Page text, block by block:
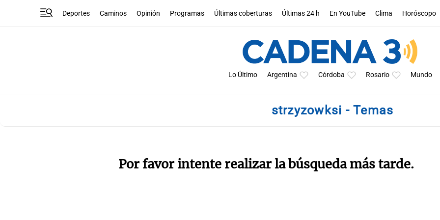
Deportes Caminos Opinión Programas Últimas coberturas Últimas 24 h En YouTube Clima Horóscopo
Lo Último Argentina Córdoba Rosario Mundo
strzyzowksi - Temas
Por favor intente realizar la búsqueda más tarde.